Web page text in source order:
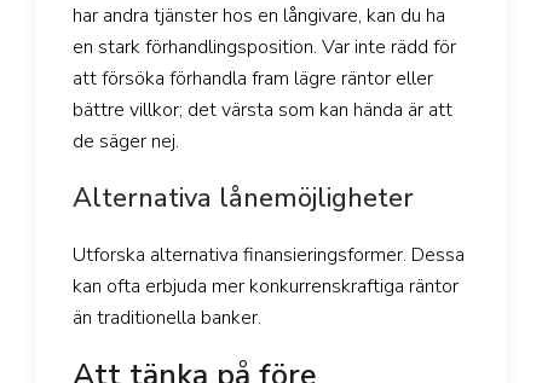
har andra tjänster hos en långivare, kan du ha
en stark förhandlingsposition. Var inte rädd för
att försöka förhandla fram lägre räntor eller
bättre villkor; det värsta som kan hända är att
de säger nej.
Alternativa lånemöjligheter
Utforska alternativa finansieringsformer. Dessa
kan ofta erbjuda mer konkurrenskraftiga räntor
än traditionella banker.